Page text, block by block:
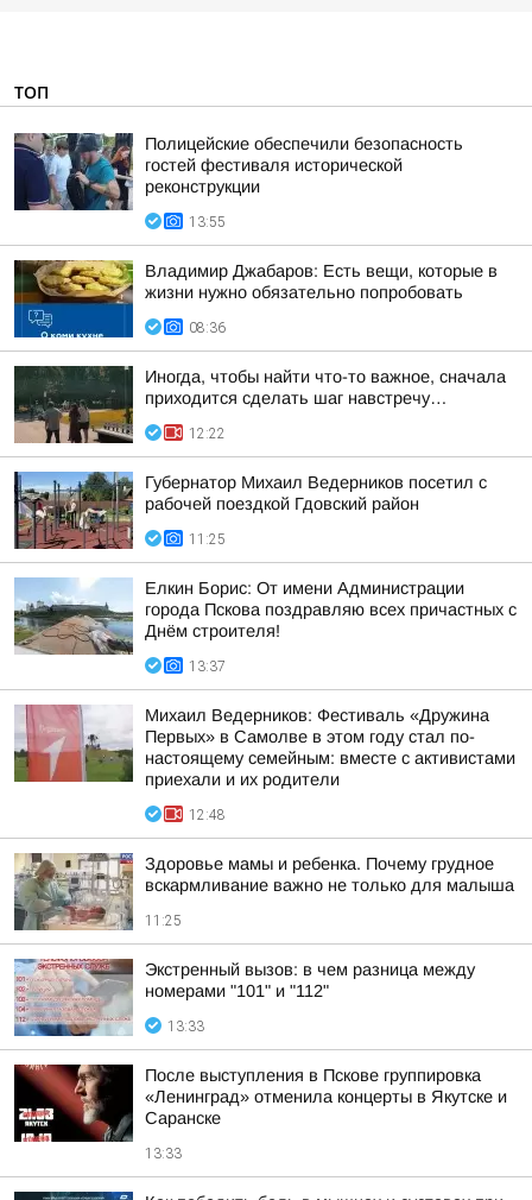
ТОП
Полицейские обеспечили безопасность
гостей фестиваля исторической
реконструкции
13:55
Владимир Джабаров: Есть вещи, которые в
жизни нужно обязательно попробовать
08:36
Иногда, чтобы найти что-то важное, сначала
приходится сделать шаг навстречу…
12:22
Губернатор Михаил Ведерников посетил с
рабочей поездкой Гдовский район
11:25
Елкин Борис: От имени Администрации
города Пскова поздравляю всех причастных с
Днём строителя!
13:37
Михаил Ведерников: Фестиваль «Дружина
Первых» в Самолве в этом году стал по-
настоящему семейным: вместе с активистами
приехали и их родители
12:48
Здоровье мамы и ребенка. Почему грудное
вскармливание важно не только для малыша
11:25
Экстренный вызов: в чем разница между
номерами "101" и "112"
13:33
После выступления в Пскове группировка
«Ленинград» отменила концерты в Якутске и
Саранске
13:33